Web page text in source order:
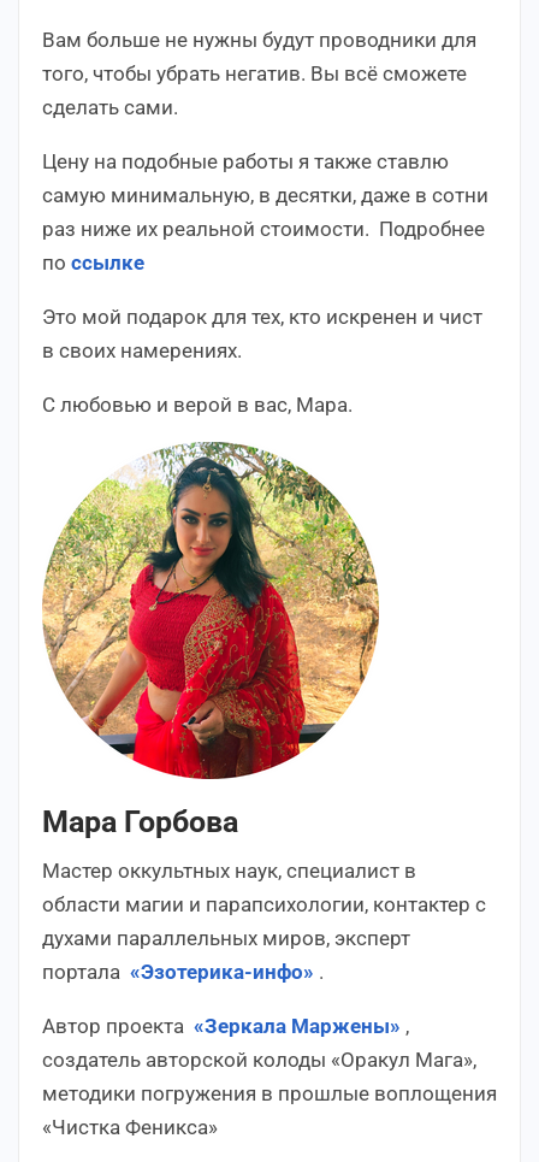
Вам больше не нужны будут проводники для
того, чтобы убрать негатив. Вы всё сможете
сделать сами.
Цену на подобные работы я также ставлю
самую минимальную, в десятки, даже в сотни
раз ниже их реальной стоимости. Подробнее
по ссылке
Это мой подарок для тех, кто искренен и чист
в своих намерениях.
С любовью и верой в вас, Мара.
Мара Горбова
Мастер оккультных наук, специалист в
области магии и парапсихологии, контактер с
духами параллельных миров, эксперт
портала «Эзотерика-инфо» .
Автор проекта «Зеркала Маржены» ,
создатель авторской колоды «Оракул Мага»,
методики погружения в прошлые воплощения
«Чистка Феникса»